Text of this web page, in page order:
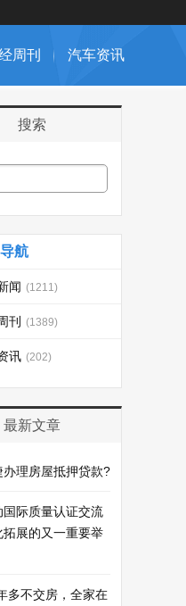
周刊 汽车资讯
搜索
航
闻 (1211)
刊 (1389)
讯 (202)
最新文章
办理房屋抵押贷款?
国际质量认证交流
拓展的又一重要举
多不交房，全家在